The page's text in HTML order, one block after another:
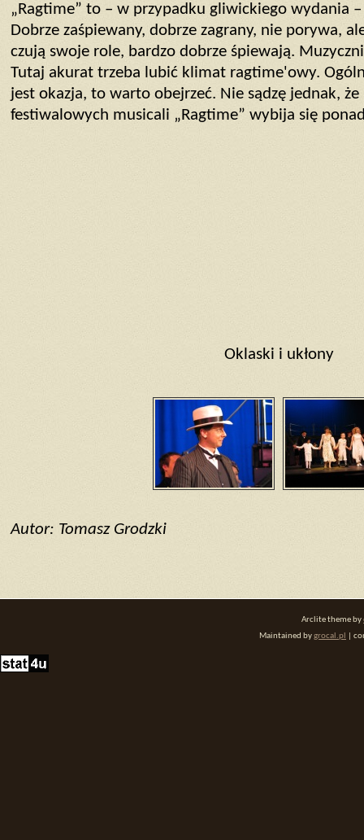
„Ragtime” to – w przypadku gliwickiego wydania
Dobrze zaśpiewany, dobrze zagrany, nie porywa,
czują swoje role, bardzo dobrze śpiewają.
Tutaj akurat trzeba lubić klimat ragtime'owy.
jest okazja, to warto obejrzeć. Nie sądzę jednak, że
festiwalowych musicali „Ragtime” wybija się
Oklaski i ukłony
Autor: Tomasz Grodzki
Arclite theme by
Maintained bygrocal.pl |